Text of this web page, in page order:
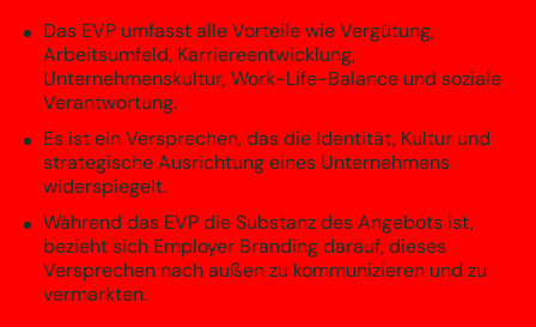
Das EVP umfasst alle Vorteile wie Vergütung,
Arbeitsumfeld, Karriereentwicklung,
Unternehmenskultur, Work-Life-Balance und soziale
Verantwortung.
Es ist ein Versprechen, das die Identität, Kultur und
strategische Ausrichtung eines Unternehmens
widerspiegelt.
Während das EVP die Substanz des Angebots ist,
bezieht sich Employer Branding darauf, dieses
Versprechen nach außen zu kommunizieren und zu
vermarkten.